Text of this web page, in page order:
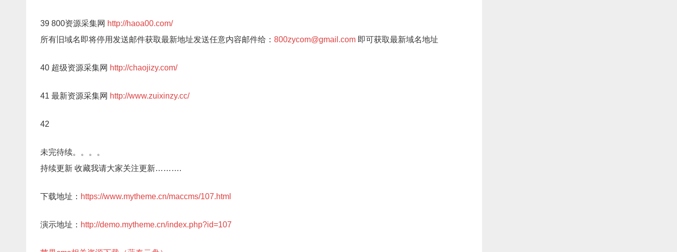
39 800资源采集网 http://haoa00.com/
所有旧域名即将停用发送邮件获取最新地址发送任意内容邮件给： 800zycom@gmail.com 即可获取最新域名地址
40 超级资源采集网 http://chaojizy.com/
41 最新资源采集网 http://www.zuixinzy.cc/
42
未完待续。。。。
持续更新 收藏我请大家关注更新……….
下载地址： https://www.mytheme.cn/maccms/107.html
演示地址： http://demo.mytheme.cn/index.php?id=107